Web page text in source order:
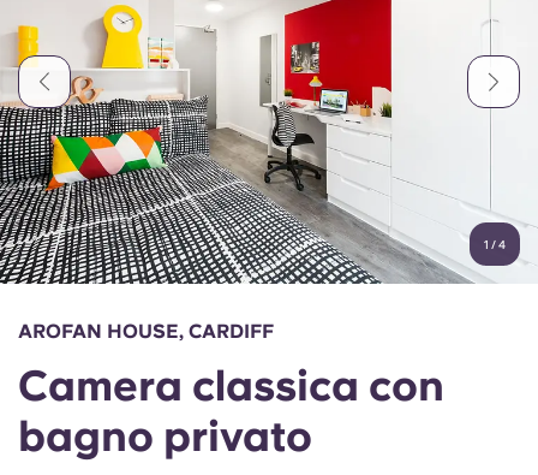
Altro
Account Lingua
English (GB)
Chinese
Español
Seleziona un paese
Prenota ora
Chinese
Deutsch
Italian French
Portuguese
1 /4
AROFAN HOUSE, CARDIFF
Camera classica con
bagno privato